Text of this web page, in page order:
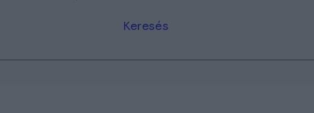
Keresés